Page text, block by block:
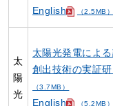
English （2.5MB）
太
陽
光
太陽光発電によ
創出技術の実証
（3.7MB）
English （5.2MB）